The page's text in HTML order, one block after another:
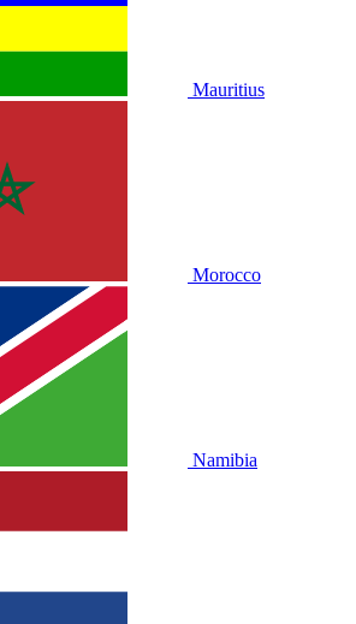
Mauritius
Morocco
Namibia